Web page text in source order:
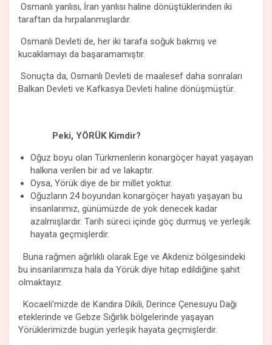
Osmanlı yanlısı, İran yanlısı haline dönüştüklerinden iki
taraftan da hırpalanmışlardır.
Osmanlı Devleti de, her iki tarafa soğuk bakmış ve
kucaklamayı da başaramamıştır.
Sonuçta da, Osmanlı Devleti de maalesef daha sonraları
Balkan Devleti ve Kafkasya Devleti haline dönüşmüştür.
Peki, YÖRÜK Kimdir?
Oğuz boyu olan Türkmenlerin konargöçer hayat yaşayan
halkına verilen bir ad ve lakaptır.
Oysa, Yörük diye de bir millet yoktur.
Oğuzların 24 boyundan konargöçer hayatı yaşayan bu
insanlarımız, günümüzde de yok denecek kadar
azalmışlardır. Tarih süreci içinde göç durmuş ve yerleşik
hayata geçmişlerdir.
Buna rağmen ağırlıklı olarak Ege ve Akdeniz bölgesindeki
bu insanlarımıza hala da Yörük diye hitap edildiğine şahit
olmaktayız.
Kocaeli’mizde de Kandıra Dikili, Derince Çenesuyu Dağı
eteklerinde ve Gebze Sığırlık bölgelerinde yaşayan
Yörüklerimizde bugün yerleşik hayata geçmişlerdir.